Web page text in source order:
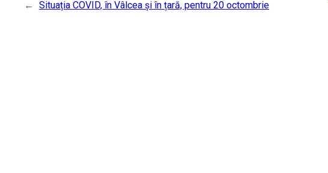
← Situația COVID, în Vâlcea și în țară, pentru 20 octombrie